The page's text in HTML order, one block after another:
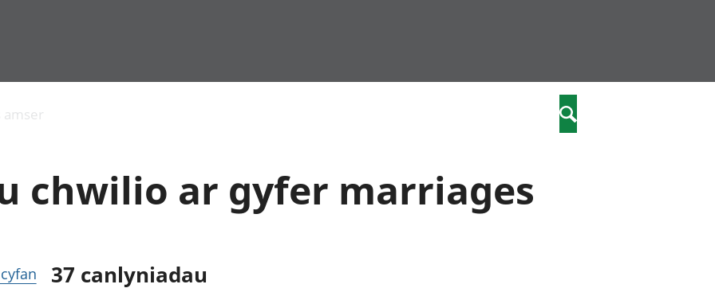
Llwodraeth, y sector
cyhoeddus a threthi
Gros
Mynegeion
Addysg a gofal plant
Etholiadau
amser Search
chwilio ar gyfer marriages
37 canlyniadau